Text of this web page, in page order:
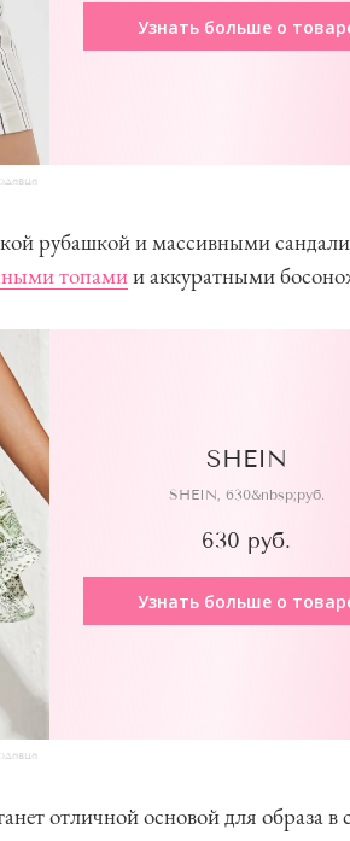
Узнать больше о
рубашкой и массивными
топамии аккуратными
SHEIN
SHEIN, 630&nbsp;руб.
630 руб.
Узнать больше о
отличной основой для образа в